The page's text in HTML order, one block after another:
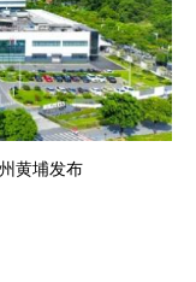
黄埔发布